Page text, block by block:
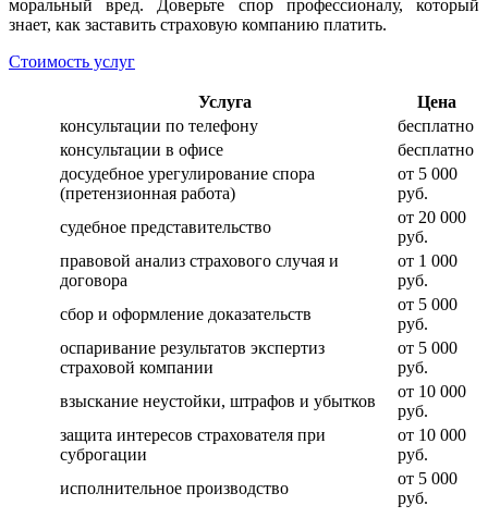
моральный вред. Доверьте спор профессионалу, который
знает, как заставить страховую компанию платить.
Стоимость услуг
Услуга
Цена
консультации по телефону
бесплатно
консультации в офисе
бесплатно
досудебное урегулирование спора
(претензионная работа)
от 5 000
руб.
судебное представительство
от 20 000
руб.
правовой анализ страхового случая и
договора
от 1 000
руб.
сбор и оформление доказательств
от 5 000
руб.
оспаривание результатов экспертиз
страховой компании
от 5 000
руб.
взыскание неустойки, штрафов и убытков
от 10 000
руб.
защита интересов страхователя при
суброгации
от 10 000
руб.
исполнительное производство
от 5 000
руб.